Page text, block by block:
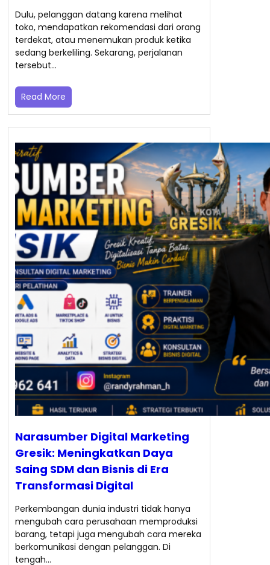
Dulu, pelanggan datang karena melihat
toko, mendapatkan rekomendasi dari orang
terdekat, atau menemukan produk ketika
sedang berkeliling. Sekarang, perjalanan
tersebut…
Read More
Narasumber Digital Marketing
Gresik: Meningkatkan Daya
Saing SDM dan Bisnis di Era
Transformasi Digital
Perkembangan dunia industri tidak hanya
mengubah cara perusahaan memproduksi
barang, tetapi juga mengubah cara mereka
berkomunikasi dengan pelanggan. Di
tengah…